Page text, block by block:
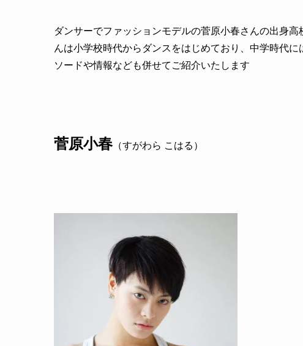
ダンサーでファッションモデルの菅原小春さんの出身
んは小学校時代からダンスをはじめており、中学時代
ソードや情報なども併せてご紹介いたします
菅原小春（すがわら こはる）